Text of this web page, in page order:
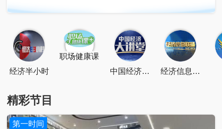
经济半小时
职场健康课
中国经济大
经济信息联
精彩节目
第一时间